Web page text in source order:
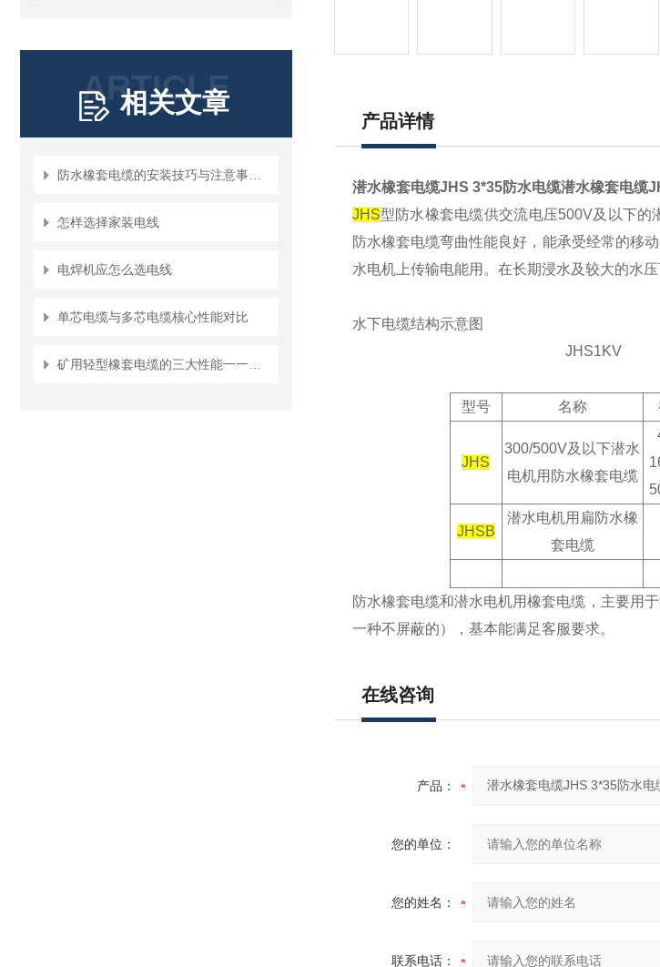
ARTICLE
相关文章
怎样选择家装电线
电焊机应怎么选电线
单芯电缆与多芯电缆核心性能对比
产品详情
潜水橡套电缆JHS 3*35防水电缆潜水橡套电缆
JHS型防水橡套电缆供交流电压500V及以下的
防水橡套电缆弯曲性能良好，能承受经常的移
水电机上传输电能用。在长期浸水及较大的水
水下电缆结构示意图
JHS1KV
型号 名称
JHS
300/500V及以下潜水
电机用防水橡套电缆
JHSB
潜水电机用扁防水橡
套电缆
防水橡套电缆和潜水电机用橡套电缆，主要用
一种不屏蔽的） ，基本能满足客服要求。
在线咨询
产品：
您的单位：
您的姓名：
联系电话：